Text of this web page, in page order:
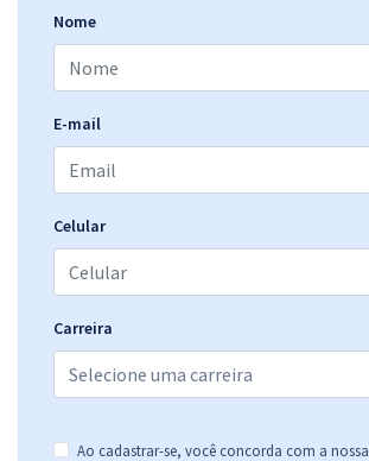
Nome
E-mail
Celular
Carreira
Ao cadastrar-se, você concorda com a nossa